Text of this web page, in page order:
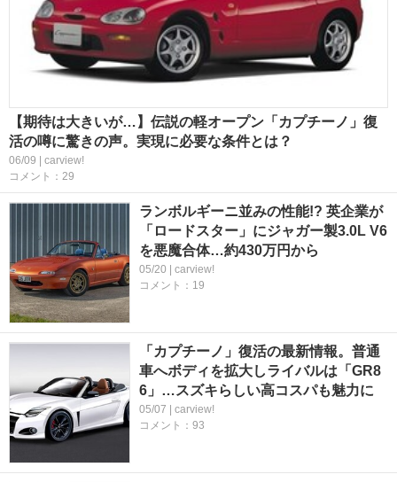
【期待は大きいが…】伝説の軽オープン「カプチーノ」復
活の噂に驚きの声。実現に必要な条件とは？
06/09 | carview!
コメント：29
ランボルギーニ並みの性能!? 英企業が
「ロードスター」にジャガー製3.0L V6
を悪魔合体…約430万円から
05/20 | carview!
コメント：19
「カプチーノ」復活の最新情報。普通
車へボディを拡大しライバルは「GR8
6」…スズキらしい高コスパも魅力に
05/07 | carview!
コメント：93